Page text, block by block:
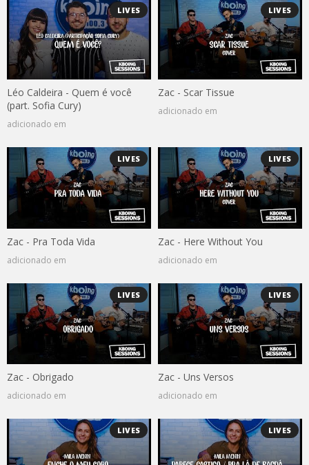
LIVES
Léo Caldeira - Quem é você
(part. Sofia Cury)
adicionado em
LIVES
Zac - Scar Tissue
adicionado em
LIVES
Zac - Pra Toda Vida
adicionado em
LIVES
Zac - Here Without You
adicionado em
LIVES
Zac - Obrigado
adicionado em
LIVES
Zac - Uns Versos
adicionado em
LIVES LIVES